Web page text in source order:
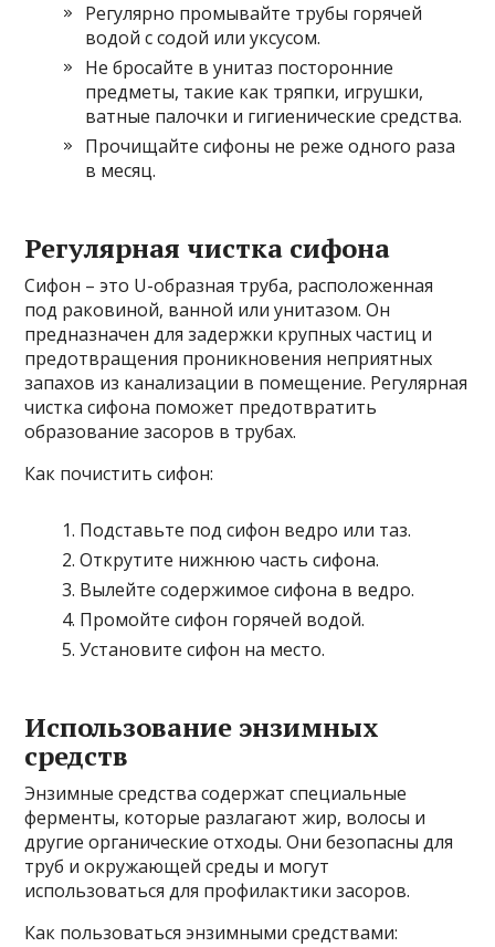
Регулярно промывайте трубы горячей
водой с содой или уксусом.
Не бросайте в унитаз посторонние
предметы, такие как тряпки, игрушки,
ватные палочки и гигиенические средства.
Прочищайте сифоны не реже одного раза
в месяц.
Регулярная чистка сифона
Сифон – это U-образная труба, расположенная
под раковиной, ванной или унитазом. Он
предназначен для задержки крупных частиц и
предотвращения проникновения неприятных
запахов из канализации в помещение. Регулярная
чистка сифона поможет предотвратить
образование засоров в трубах.
Как почистить сифон:
Подставьте под сифон ведро или таз.
Открутите нижнюю часть сифона.
Вылейте содержимое сифона в ведро.
Промойте сифон горячей водой.
Установите сифон на место.
Использование энзимных
средств
Энзимные средства содержат специальные
ферменты, которые разлагают жир, волосы и
другие органические отходы. Они безопасны для
труб и окружающей среды и могут
использоваться для профилактики засоров.
Как пользоваться энзимными средствами: